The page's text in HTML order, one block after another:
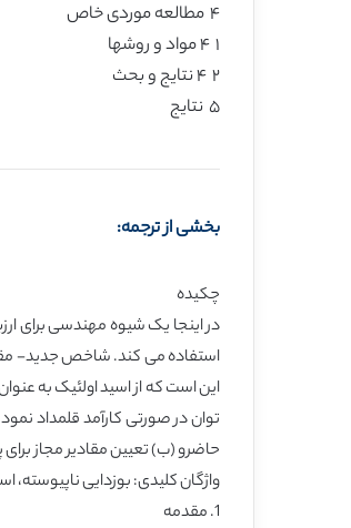
۴ مطالعه موردی خاص
۱ ۴ مواد و روشها
۲ ۴ نتایج و بحث
۵ نتایج
بخشی از ترجمه:
چکیده
در اینجا یک شیوه مهندسی برای
حاضرو (ب) تعیین مقادیر مجاز برای
واژگان کلیدی: بوزدایی ناپیوسته،
1. مقدمه